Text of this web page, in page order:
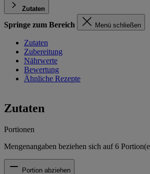
Zutaten
Springe zum Bereich Menü schließen
Zutaten
Zubereitung
Nährwerte
Bewertung
Ähnliche Rezepte
Zutaten
Portionen
Mengenangaben beziehen sich auf6
Portion abziehen